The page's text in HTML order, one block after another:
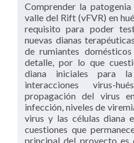
Comprender la
valle del Rift (vFVR) en
requisito para poder
nuevas dianas
de rumiantes
detalle, por lo que
diana iniciales para
interacciones virus-
propagación del virus
infección, niveles de
virus y las células diana
cuestiones que
principal del proyecto es